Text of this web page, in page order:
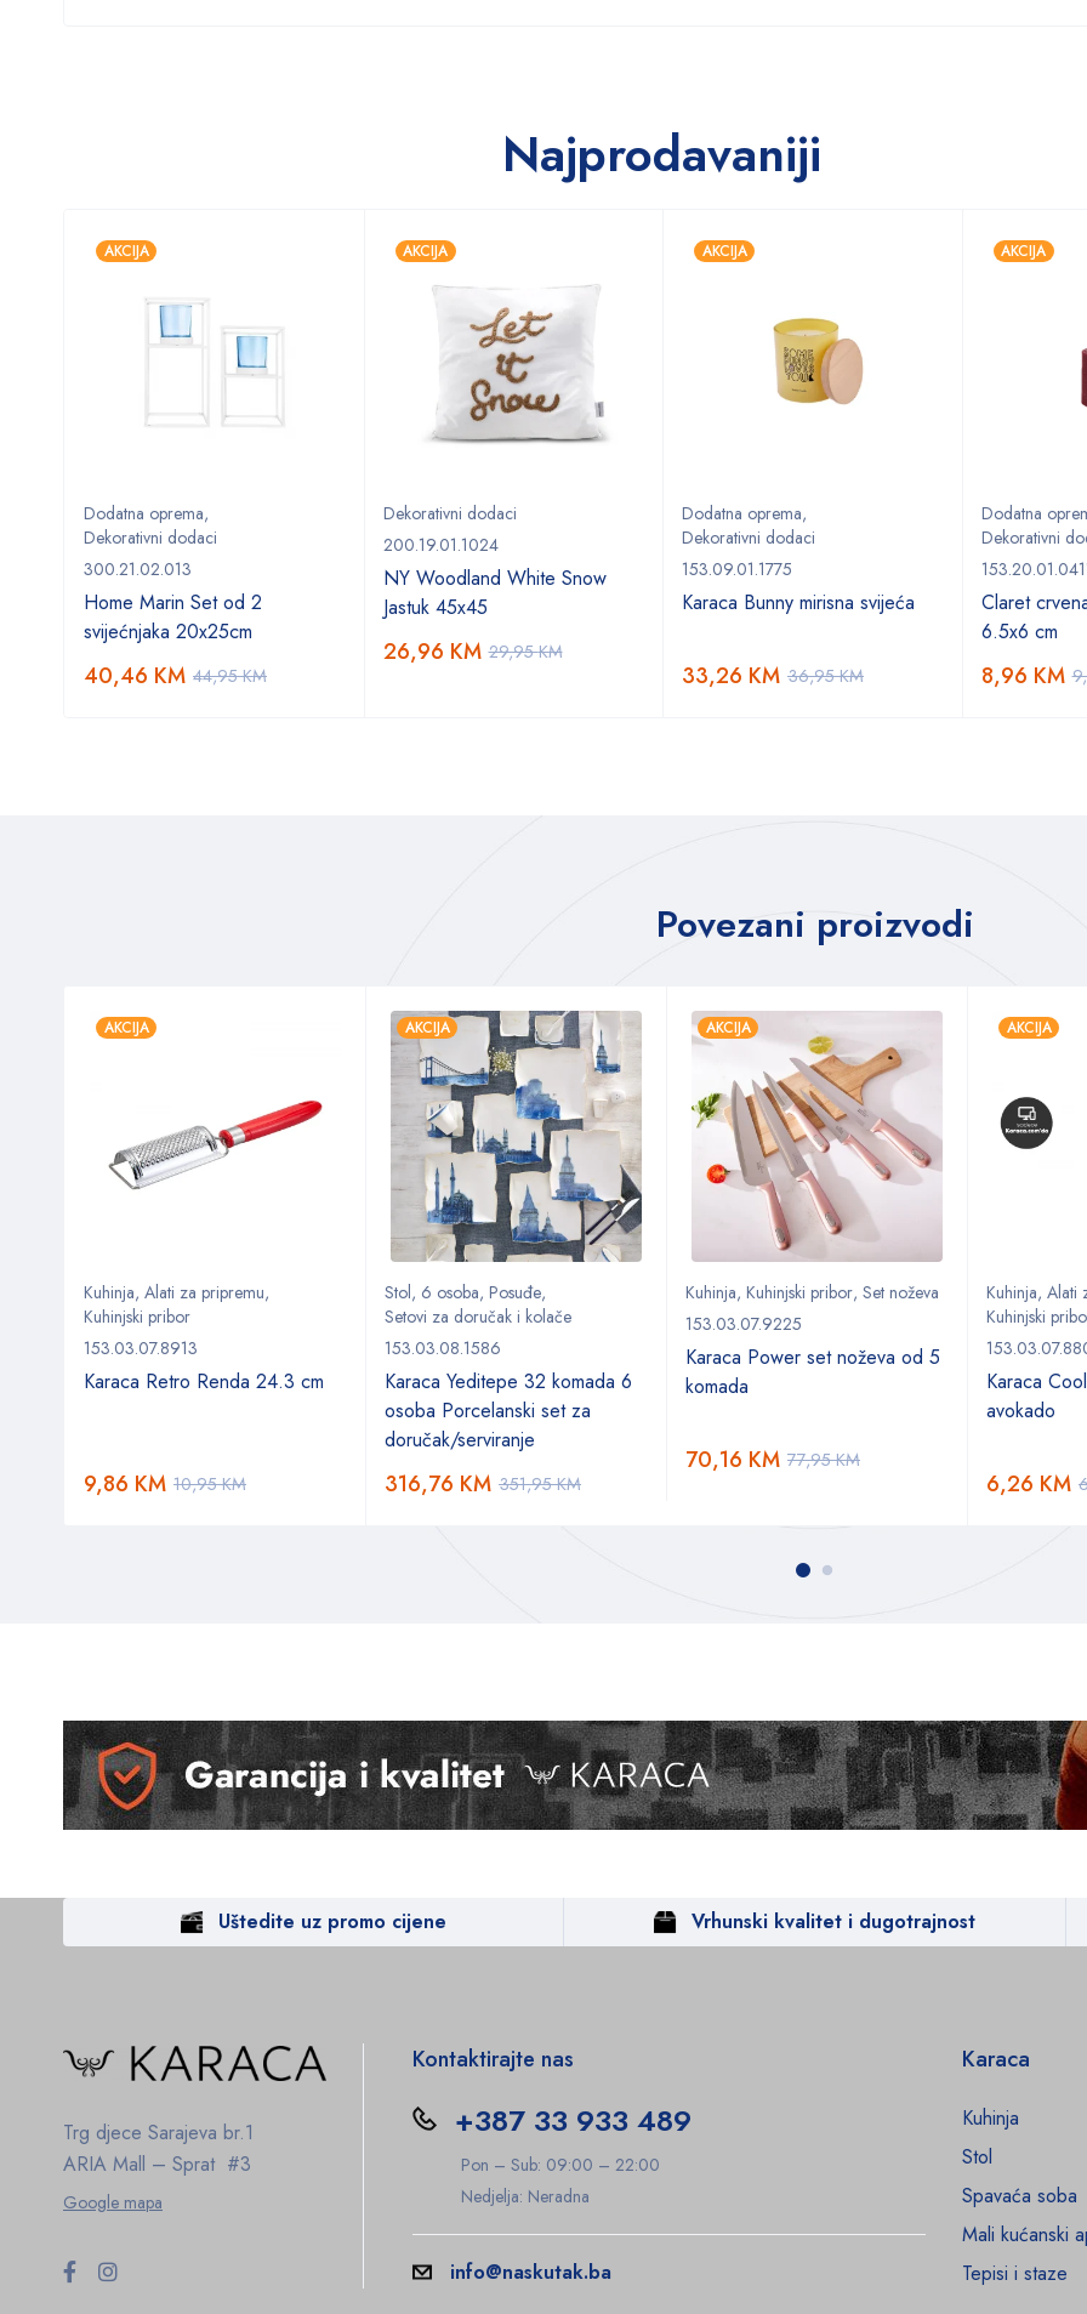
Najprodavaniji
AKCIJA
Dodatna oprema,
Dekorativni dodaci
300.21.02.013
Home Marin Set od 2
svijećnjaka 20x25cm
44,95KM
40,46 KM
AKCIJA
Dekorativni dodaci
200.19.01.1024
NY Woodland White Snow
Jastuk 45x45
29,95KM
26,96 KM
AKCIJA
Dodatna oprema,
Dekorativni dodaci
153.09.01.1775
Karaca Bunny mirisna svijeća
36,95KM
33,26 KM
AKCIJA
Dodatna
Dekorativni
Claret
6.5x6 cm
8,96 KM
Povezani proizvodi
AKCIJA
Kuhinja, Alati za pripremu,
Kuhinjski pribor
153.03.07.8913
Karaca Retro Renda 24.3 cm
10,95KM
9,86 KM
AKCIJA
Stol, 6 osoba, Posuđe,
Setovi za doručak i kolače
153.03.08.1586
Karaca Yeditepe 32 komada 6
osoba Porcelanski set za
doručak/serviranje
351,95KM
316,76 KM
AKCIJA
Kuhinja, Kuhinjski pribor, Set noževa
153.03.07.9225
Karaca Power set noževa od 5
komada
77,95KM
70,16 KM
AKCIJA
Kuhinja, Alati
Kuhinjski
Karaca
avokado
6,26 KM
Uštedite uz promo cijene Vrhunski kvalitet i dugotrajnost
Trg djece Sarajeva br.1
ARIA Mall – Sprat #3
Google mapa
Kontaktirajte nas
+387 33 933 489
Pon – Sub: 09:00 – 22:00
Nedjelja: Neradna
info@naskutak.ba
Karaca
Kuhinja
Stol
Spavaća soba
Mali kućanski
Tepisi i staze